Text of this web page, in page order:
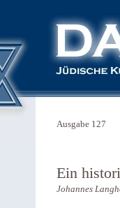
Ausgabe 127
Ein
Johannes